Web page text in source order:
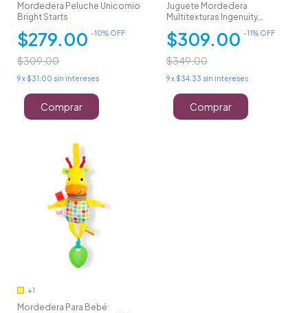
Mordedera Peluche Unicornio
Bright Starts
$279.00 -10% OFF
$309.00
9x $31.00 sin intereses
Comprar
Juguete Mordedera
Multitexturas Ingenuity
$309.00 -11% OFF
$349.00
9 x $34.33 sin intereses
Comprar
+1
Mordedera Para Bebé